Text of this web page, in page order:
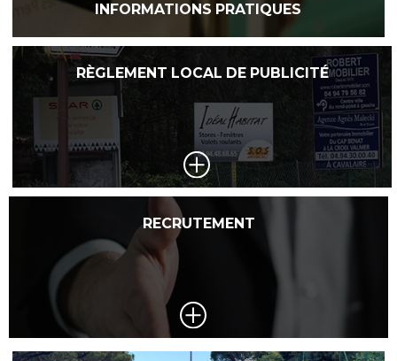
INFORMATIONS PRATIQUES
RÈGLEMENT LOCAL DE PUBLICITÉ
RECRUTEMENT